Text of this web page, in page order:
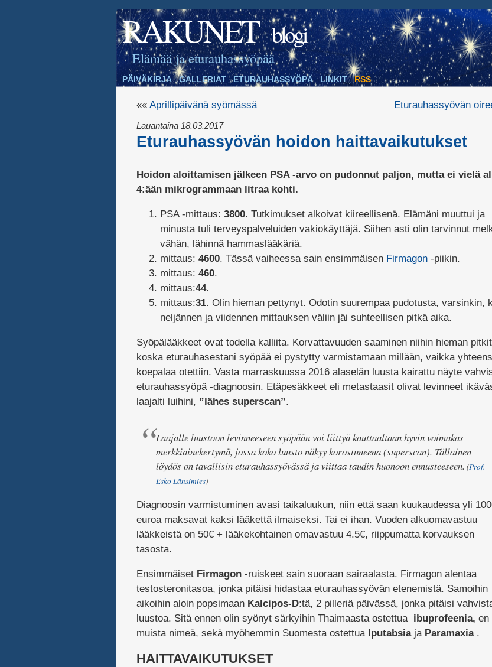
RAKUNET blogi
Elämää ja eturauhassyöpää
PÄIVÄKIRJA GALLERIAT ETURAUHASSYÖPÄ LINKIT RSS
«« Aprillipäivänä syömässä Eturauhassyövän
Lauantaina 18.03.2017
Eturauhassyövän hoidon haittavaikutukset
Hoidon aloittamisen jälkeen PSA -arvo on pudonnut paljon, mutta ei vielä
4:ään mikrogrammaan litraa kohti.
PSA -mittaus: 3800. Tutkimukset alkoivat kiireellisenä. Elämäni muuttui ja
minusta tuli terveyspalveluiden vakiokäyttäjä. Siihen asti olin tarvinnut
vähän, lähinnä hammaslääkäriä.
mittaus: 4600. Tässä vaiheessa sain ensimmäisen Firmagon-piikin.
mittaus: 460.
mittaus:44.
mittaus:31. Olin hieman pettynyt. Odotin suurempaa pudotusta, varsinkin,
neljännen ja viidennen mittauksen väliin jäi suhteellisen pitkä aika.
Syöpälääkkeet ovat todella kalliita. Korvattavuuden saaminen niihin hieman
koska eturauhasestani syöpää ei pystytty varmistamaan millään, vaikka
koepalaa otettiin. Vasta marraskuussa 2016 alaselän luusta kairattu näyte
eturauhassyöpä -diagnoosin. Etäpesäkkeet eli metastaasit olivat levinneet
laajalti luihini, ”lähes superscan”.
Laajalle luustoon levinneeseen syöpään voi liittyä kauttaaltaan hyvin voimakas
merkkiainekertymä, jossa koko luusto näkyy korostuneena (superscan). Tällainen
löydös on tavallisin eturauhassyövässä ja viittaa taudin huonoon ennusteeseen. (Prof.
Esko Länsimies)
Diagnoosin varmistuminen avasi taikaluukun, niin että saan kuukaudessa yli
euroa maksavat kaksi lääkettä ilmaiseksi. Tai ei ihan. Vuoden alkuomavastuu
lääkkeistä on 50€ + lääkekohtainen omavastuu 4.5€, riippumatta korvauksen
tasosta.
Ensimmäiset Firmagon-ruiskeet sain suoraan sairaalasta. Firmagon alentaa
testosteronitasoa, jonka pitäisi hidastaa eturauhassyövän etenemistä. Samoihin
aikoihin aloin popsimaan Kalcipos-D:tä, 2 pilleriä päivässä, jonka pitäisi
luustoa. Sitä ennen olin syönyt särkyihin Thaimaasta ostettua ibuprofeenia, en
muista nimeä, sekä myöhemmin Suomesta ostettua Iputabsiaja Paramaxia.
HAITTAVAIKUTUKSET